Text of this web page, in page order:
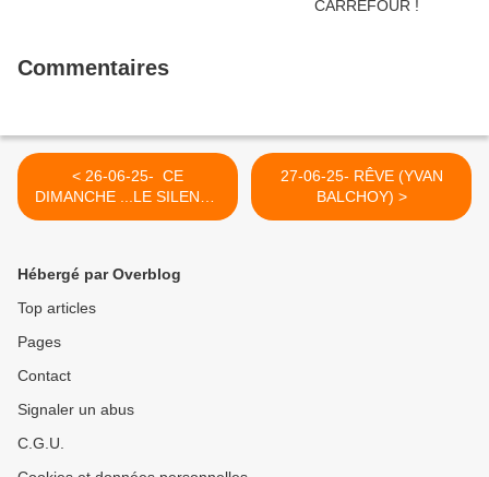
Commentaires
< 26-06-25- CE
DIMANCHE ...LE SILENCE
(YVAN BALCHOY)
27-06-25- RÊVE (YVAN
BALCHOY) >
Hébergé par Overblog
Top articles
Pages
Contact
Signaler un abus
C.G.U.